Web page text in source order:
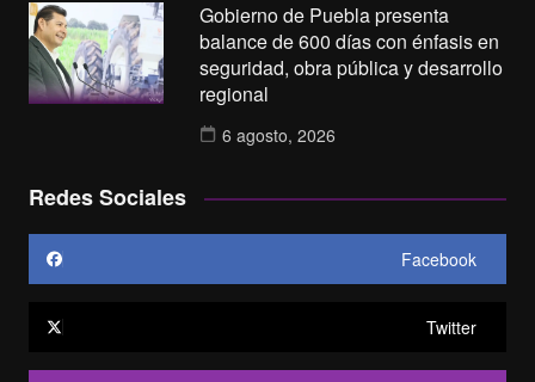
Gobierno de Puebla presenta
balance de 600 días con énfasis en
seguridad, obra pública y desarrollo
regional
6 agosto, 2026
Redes Sociales
Facebook
Twitter